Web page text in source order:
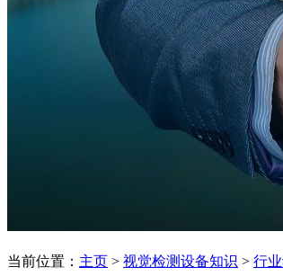
当前位置： 主页 > 视觉检测设备知识 > 行